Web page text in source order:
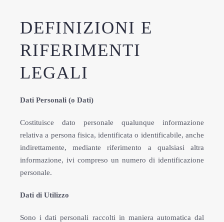
DEFINIZIONI E
RIFERIMENTI
LEGALI
Dati Personali (o Dati)
Costituisce dato personale qualunque informazione
relativa a persona fisica, identificata o identificabile, anche
indirettamente, mediante riferimento a qualsiasi altra
informazione, ivi compreso un numero di identificazione
personale.
Dati di Utilizzo
Sono i dati personali raccolti in maniera automatica dal